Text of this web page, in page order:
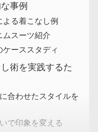
事例
よる着こなし例
ムスーツ紹介
ーススタディ
術を実践するた
合わせたスタイルを
で印象を変える